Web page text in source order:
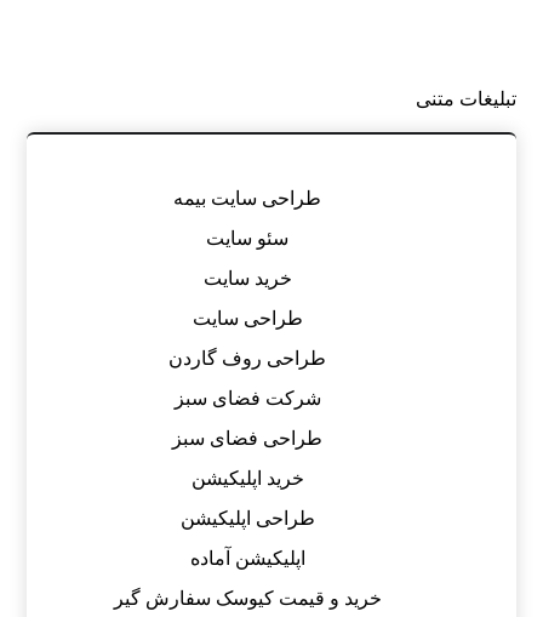
تبلیغات متنی
طراحی سایت بیمه
سئو سایت
خرید سایت
طراحی سایت
طراحی روف گاردن
شرکت فضای سبز
طراحی فضای سبز
خرید اپلیکیشن
طراحی اپلیکیشن
اپلیکیشن آماده
خرید و قیمت کیوسک سفارش گیر